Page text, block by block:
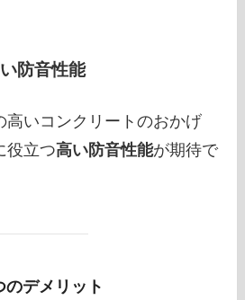
防音性能
高いコンクリートのおかげ
役立つ高い防音性能が期待で
のデメリット